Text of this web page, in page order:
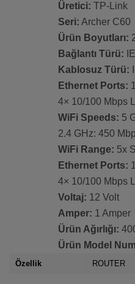
Üretici: TP-Link
Seri: Archer C60
Ürün Boyutları:
Bağlantı Türü:
Kablosuz Türü:
Ethernet Ports:
4× 10/100 Mbps
WiFi Speeds: 5
2.4 GHz: 450
WiFi Range: 5x
Ethernet Ports:
4× 10/100 Mbps
Voltaj: 12 Volt
Amper: 1 Amper
Ürün Ağırlığı:
Ürün Model
Özellik ROUTER